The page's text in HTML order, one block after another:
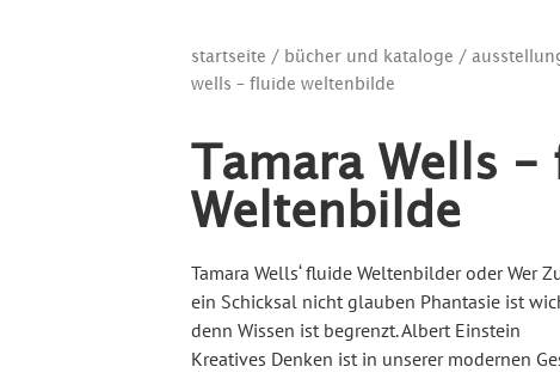
startseite / bücher und kataloge /
wells – fluide weltenbilde
Tamara Wells
Weltenbilde
Tamara Wells‘ fluide Weltenbilder oder Wer
ein Schicksal nicht glauben Phantasie ist
denn Wissen ist begrenzt. Albert Einstein
Kreatives Denken ist in unserer modernen